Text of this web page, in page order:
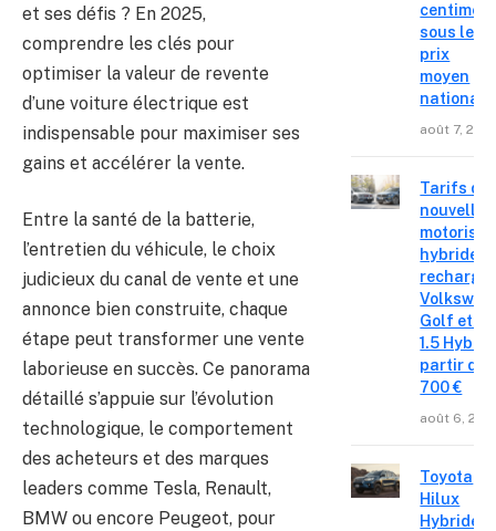
et ses défis ? En 2025,
comprendre les clés pour
optimiser la valeur de revente
d’une voiture électrique est
indispensable pour maximiser ses
gains et accélérer la vente.
Entre la santé de la batterie,
l’entretien du véhicule, le choix
judicieux du canal de vente et une
annonce bien construite, chaque
étape peut transformer une vente
laborieuse en succès. Ce panorama
détaillé s’appuie sur l’évolution
technologique, le comportement
des acheteurs et des marques
leaders comme Tesla, Renault,
BMW ou encore Peugeot, pour
centimes
sous le
prix
moyen
national
août 7,
Tarifs
nouvelles
hybrides
Golf et T-
1.5 Hybrid
partir de
700 €
août 6,
Toyota
Hilux
Hybride